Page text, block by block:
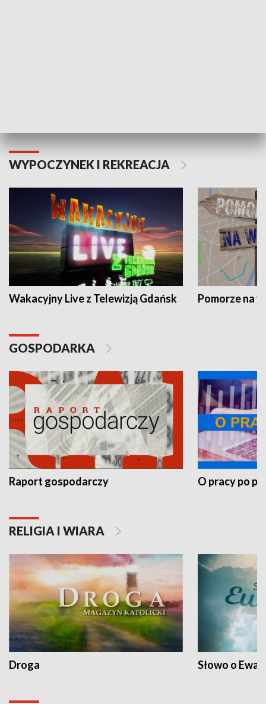
WYPOCZYNEK I REKREACJA
Wakacyjny Live z Telewizją Gdańsk Pomorze na
GOSPODARKA
Raport gospodarczy O pracy po
RELIGIA I WIARA
Droga Słowo o